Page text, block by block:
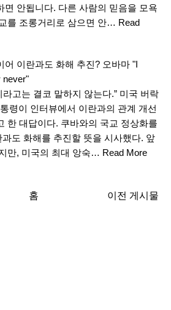
면 안됩니다. 다른 사람의 믿음을 모욕
를 조롱거리로 삼으면 안… Read
어 이란과도 화해 추진? 오바마 "I
never"
라고는 결코 말하지 않는다.” 미국 버락
령이 인터뷰에서 이란과의 관계 개선
한 대답이다. 쿠바와의 국교 정상화를
도 화해를 추진할 뜻을 시사했다. 앞
만, 미국의 최대 앙숙… Read More
이전 게시물
홈